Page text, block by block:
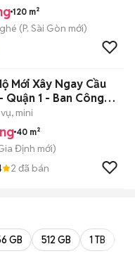
120 m²
(P. Sài Gòn mới)
Mới Xây Ngay Cầu
Quận 1 - Ban Công
mini
40 m²
Định mới)
2 đã bán
GB 512 GB 1 TB